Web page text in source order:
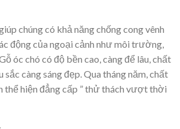
chúng có khả năng chống cong vênh
động của ngoại cảnh như môi trường,
óc chó có độ bền cao, càng để lâu, chất
càng sáng đẹp. Qua tháng năm, chất
thể hiện đẳng cấp ” thử thách vượt thời